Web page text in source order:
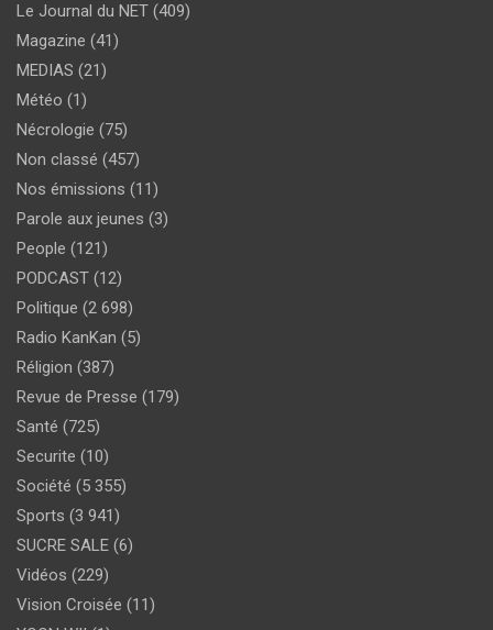
Le Journal du NET (409)
Magazine (41)
MEDIAS (21)
Météo (1)
Nécrologie (75)
Non classé (457)
Nos émissions (11)
Parole aux jeunes (3)
People (121)
PODCAST (12)
Politique (2 698)
Radio KanKan (5)
Réligion (387)
Revue de Presse (179)
Santé (725)
Securite (10)
Société (5 355)
Sports (3 941)
SUCRE SALE (6)
Vidéos (229)
Vision Croisée (11)